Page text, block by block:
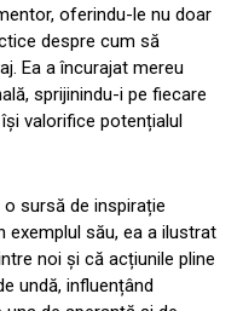
oferindu-le nu doar
despre cum să
Ea a încurajat mereu
sprijinindu-i pe fiecare
valorifice potențialul
sursă de inspirație
exemplul său, ea a ilustrat
noi și că acțiunile pline
undă, influențând